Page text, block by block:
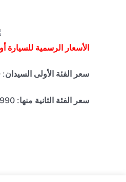
الأسعار الرسمية للسيارة
سعر الفئة الأولى السيدان: 850 ألف جنية بدلاً من 920 ألف جنية.
سعر الفئة الثانية منها: 990 ألف جنية بدلاً من مليون و70 ألف جنية